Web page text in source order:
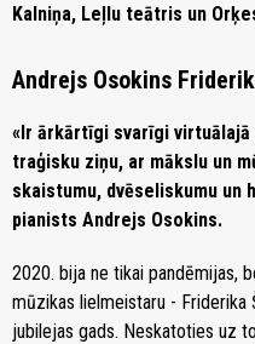
Kalniņa, Leļlu teātris un
Andrejs Osokins
«Ir ārkārtīgi svarīgi virtuālajā
traģisku ziņu, ar mākslu un
skaistumu, dvēseliskumu un
pianists Andrejs Osokins.
2020. bija ne tikai pandēmijas,
mūzikas lielmeistaru - Friderika
jubilejas gads. Neskatoties uz